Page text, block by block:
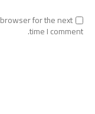
for the next
time I comment.